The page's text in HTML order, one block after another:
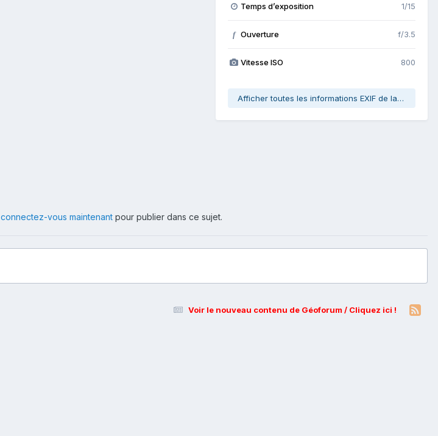
Temps d’exposition 1/15
f Ouverture f/3.5
Vitesse ISO 800
Afficher toutes les informations EXIF de la photo
connectez-vous maintenant pour publier dans ce sujet.
Voir le nouveau contenu de Géoforum / Cliquez ici !